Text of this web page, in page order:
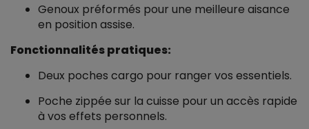
Genoux préformés pour une meilleure aisance
en position assise.
Fonctionnalités pratiques:
Deux poches cargo pour ranger vos essentiels.
Poche zippée sur la cuisse pour un accès rapide
à vos effets personnels.